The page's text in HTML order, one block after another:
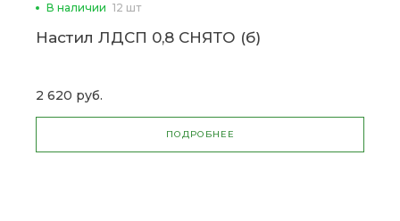
В наличии 12 шт
Настил ЛДСП 0,8 СНЯТО (б)
2 620 руб.
ПОДРОБНЕЕ